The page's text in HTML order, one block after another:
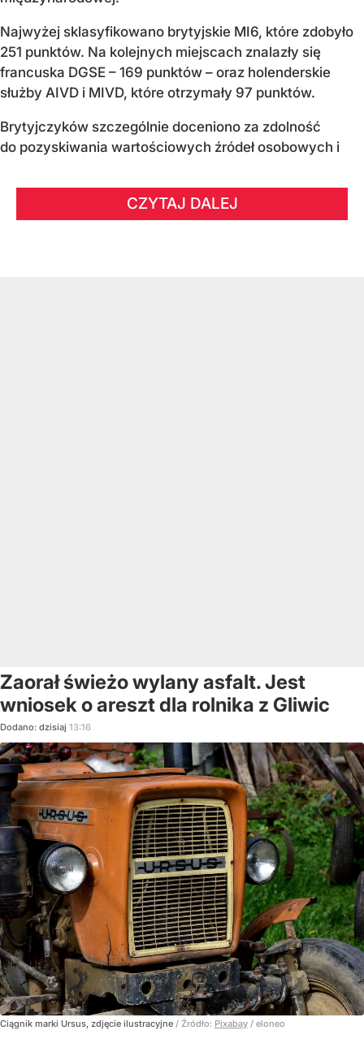
Najwyżej sklasyfikowano brytyjskie MI6, które zdobyło
251 punktów. Na kolejnych miejscach znalazły się
francuska DGSE – 169 punktów – oraz holenderskie
służby AIVD i MIVD, które otrzymały 97 punktów.
Brytyjczyków szczególnie doceniono za zdolność
do pozyskiwania wartościowych źródeł osobowych i
CZYTAJ DALEJ
Zaorał świeżo wylany asfalt. Jest
wniosek o areszt dla rolnika z Gliwic
Dodano: dzisiaj 13:16
Ciągnik marki Ursus, zdjęcie ilustracyjne / Źródło: Pixabay / eloneo